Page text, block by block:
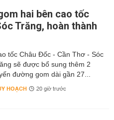
hai bên cao tốc
Trăng, hoàn thành
tốc Châu Đốc - Cần Thơ - Sóc
sẽ được bổ sung thêm 2
đường gom dài gần 27...
HOẠCH 20 giờ trước